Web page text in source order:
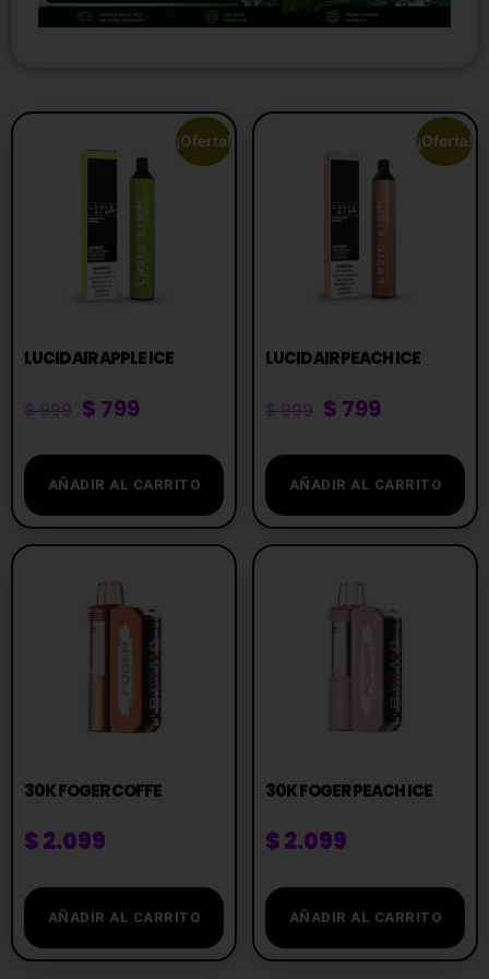
¡Oferta!
LUCID AIR APPLE ICE
$ 799
AÑADIR AL CARRITO
¡Oferta!
LUCID AIR PEACH ICE
$ 799
AÑADIR AL CARRITO
30K FOGER COFFE
$2.099
AÑADIR AL CARRITO
30K FOGER PEACH ICE
$2.099
AÑADIR AL CARRITO